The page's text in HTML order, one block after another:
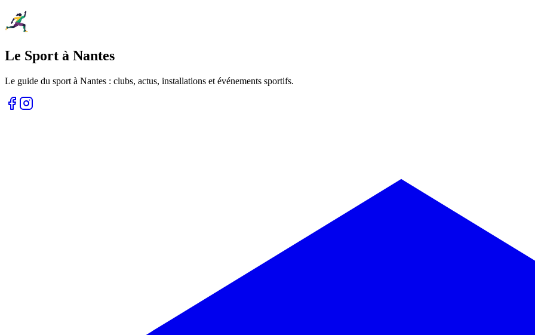
Le Sport à Nantes
Le guide du sport à Nantes : clubs, actus, installations et événements sportifs.